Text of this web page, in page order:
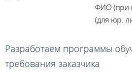
ФИО (при
(для юр.
Разработаем программы
требования заказчика